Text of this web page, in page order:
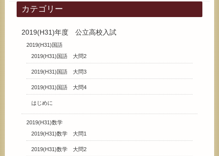
カテゴリー
2019(H31)年度 公立高校入試
2019(H31)国語
2019(H31)国語 大問2
2019(H31)国語 大問3
2019(H31)国語 大問4
はじめに
2019(H31)数学
2019(H31)数学 大問1
2019(H31)数学 大問2